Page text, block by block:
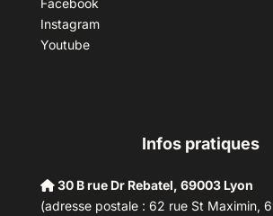
Facebook
Instagram
Youtube
Infos pratiques
30 B rue Dr Rebatel, 69003 Lyon
(adresse postale : 62 rue St Maximin,